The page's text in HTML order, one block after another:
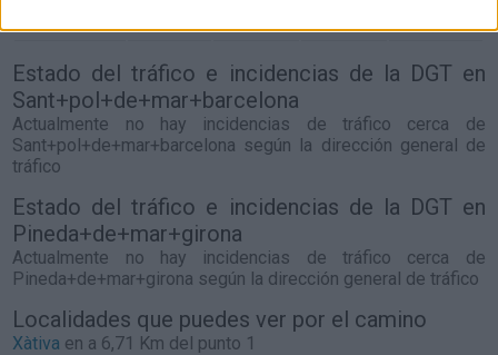
Bio diesel
0,00€ 0l.- 0,00€ 0l.- 0,00€ 1l.- 0,00€
Estado del tráfico e incidencias de la DGT en
Sant+pol+de+mar+barcelona
Actualmente no hay incidencias de tráfico cerca de
Sant+pol+de+mar+barcelona según la dirección general de
tráfico
Estado del tráfico e incidencias de la DGT en
Pineda+de+mar+girona
Actualmente no hay incidencias de tráfico cerca de
Pineda+de+mar+girona según la dirección general de tráfico
Localidades que puedes ver por el camino
Xàtiva en a 6,71 Km del punto 1